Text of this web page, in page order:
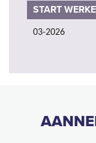
START
03-2026